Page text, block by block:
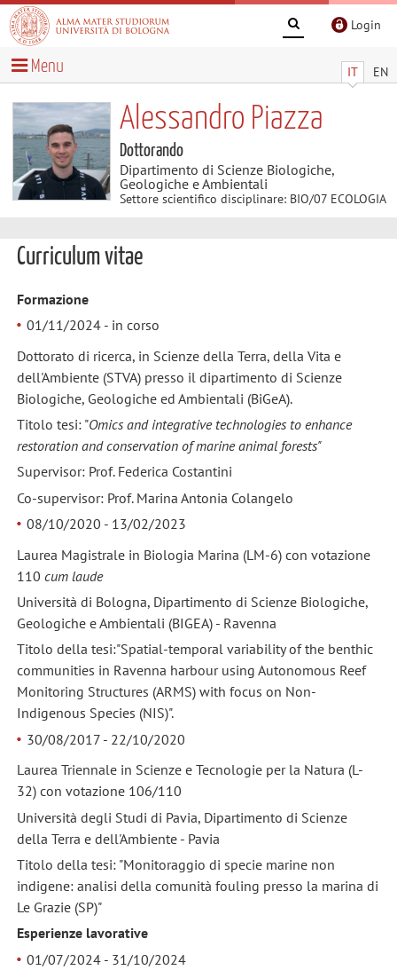
Login
IT EN
Menu
Alessandro Piazza
Dottorando
Dipartimento di Scienze Biologiche,
Geologiche e Ambientali
Settore scientifico disciplinare: BIO/07 ECOLOGIA
Curriculum vitae
Formazione
01/11/2024 - in corso
Dottorato di ricerca, in Scienze della Terra, della Vita e
dell'Ambiente (STVA) presso il dipartimento di Scienze
Biologiche, Geologiche ed Ambientali (BiGeA).
Titolo tesi: "Omics and integrative technologies to enhance
restoration and conservation of marine animal forests"
Supervisor: Prof. Federica Costantini
Co-supervisor: Prof. Marina Antonia Colangelo
08/10/2020 - 13/02/2023
Laurea Magistrale in Biologia Marina (LM-6) con votazione
110 cum laude
Università di Bologna, Dipartimento di Scienze Biologiche,
Geologiche e Ambientali (BIGEA) - Ravenna
Titolo della tesi:"Spatial-temporal variability of the benthic
communities in Ravenna harbour using Autonomous Reef
Monitoring Structures (ARMS) with focus on Non-
Indigenous Species (NIS)".
30/08/2017 - 22/10/2020
Laurea Triennale in Scienze e Tecnologie per la Natura (L-
32) con votazione 106/110
Università degli Studi di Pavia, Dipartimento di Scienze
della Terra e dell'Ambiente - Pavia
Titolo della tesi: "Monitoraggio di specie marine non
indigene: analisi della comunità fouling presso la marina di
Le Grazie (SP)"
Esperienze lavorative
01/07/2024 - 31/10/2024